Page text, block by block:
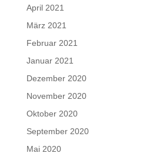
April 2021
März 2021
Februar 2021
Januar 2021
Dezember 2020
November 2020
Oktober 2020
September 2020
Mai 2020